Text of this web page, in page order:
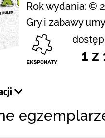
Rok wydania: ©
Gry i zabawy
1 z